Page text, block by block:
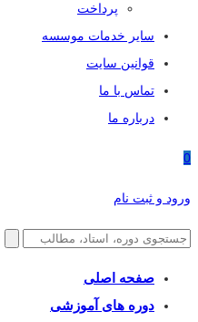
پرداخت
سایر خدمات موسسه
قوانین سایت
تماس با ما
درباره ما
0
ورود و ثبت نام
صفحه اصلی
دوره های آموزشی